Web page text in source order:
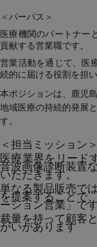
＜パーパス＞
医療機関のパートナー
貢献する営業職です。
営業活動を通じて、医
続的に届ける役割を担い
本ポジションは、鹿児
地域医療の持続的発展
す。
＜担当ミッション＞
医療業界をリード
音波画像診断装置
いただきます。
単なる製品販売で
を提案することで
ーション営業」で
裁量を持って顧客
がいがあります